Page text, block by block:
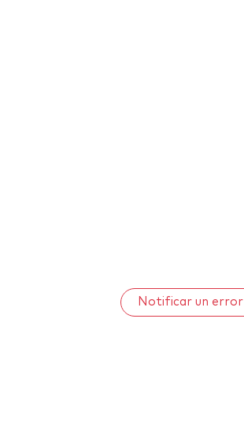
Notificar un error